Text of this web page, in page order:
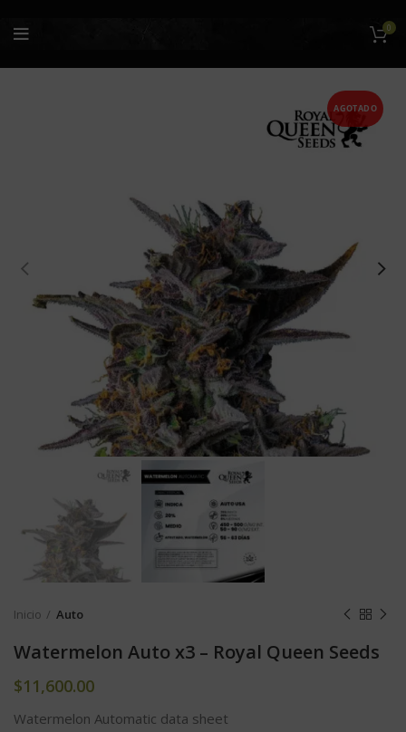
0
AGOTADO
Inicio Auto
Watermelon Auto x3 – Royal Queen Seeds
$11,600.00
Watermelon Automatic data sheet